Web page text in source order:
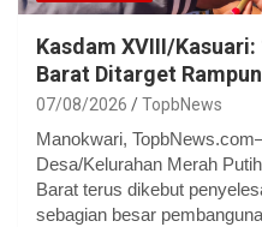
Kasdam XVIII/Kasuari:
Barat Ditarget
07/08/2026 TopbNews
Manokwari,
Desa/Kelurahan Merah
Barat terus dikebut
sebagian besar